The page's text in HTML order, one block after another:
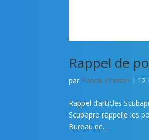
Rappel de
par Pascal Christin | 12
Rappel d’articles
Scubapro rappelle les
Bureau de...